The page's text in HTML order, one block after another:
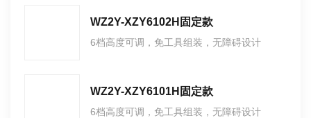
WZ2Y-XZY6102H固定款
6档高度可调，免工具组装，无障碍设计
WZ2Y-XZY6101H固定款
6档高度可调，免工具组装，无障碍设计